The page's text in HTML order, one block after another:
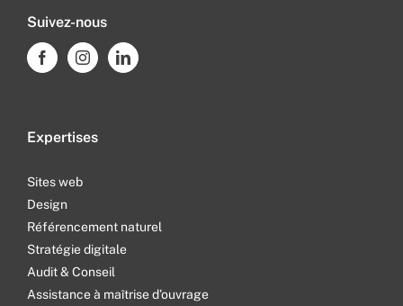
Suivez-nous
Expertises
Sites web
Design
Référencement naturel
Stratégie digitale
Audit & Conseil
Assistance à maîtrise d’ouvrage